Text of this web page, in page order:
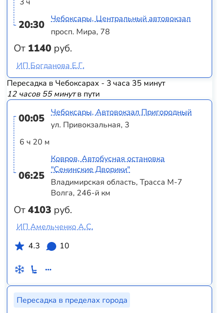
3 ч
20:30
От 1140 руб.
Чебоксары, Центральный автовокзал
просп. Мира, 78
ИП Богданова Е.Г.
Пересадка в Чебоксарах - 3 часа 35 минут
12 часов 55 минутв пути
00:05
6 ч 20 м
06:25
От4103 руб.
Чебоксары, Автовокзал Пригородный
ул. Привокзальная, 3
Ковров, Автобусная остановка
"Сенинские Дворики"
Владимирская область, Трасса М-7
Волга, 246-й км
ИП Амельченко А.С.
4.3
10
Пересадка в пределах города